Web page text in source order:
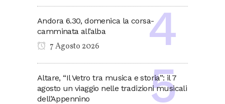
Andora 6.30, domenica la corsa-
camminata all’alba
7 Agosto 2026
Altare, “Il Vetro tra musica e storia”: il 7
agosto un viaggio nelle tradizioni musicali
dell’Appennino